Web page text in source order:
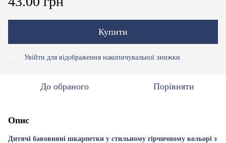
Купити
Увійти для відображення накопичувальної знижки
До обраного Порівняти
Опис
Дитячі бавовняні шкарпетки у стильному гірчичному кольорі з